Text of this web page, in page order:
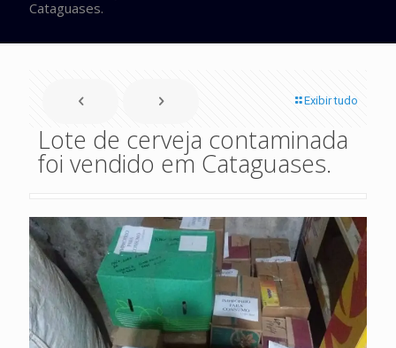
Cataguases.
Exibir tudo
Lote de cerveja contaminada
foi vendido em Cataguases.